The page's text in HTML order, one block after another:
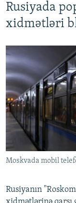
Rusiyada
xidmətləri
Moskvada mobil
Rusiyanın